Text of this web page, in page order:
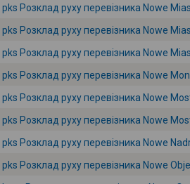
pks Розклад руху перевізника Nowe
pks Розклад руху перевізника Nowe
pks Розклад руху перевізника Nowe
pks Розклад руху перевізника Nowe
pks Розклад руху перевізника Nowe
pks Розклад руху перевізника Nowe
pks Розклад руху перевізника Nowe
pks Розклад руху перевізника Nowe